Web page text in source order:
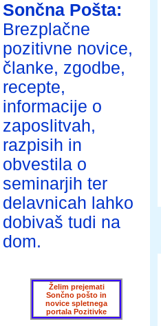
Sončna Pošta:
Brezplačne
pozitivne novice,
članke, zgodbe,
recepte,
informacije o
zaposlitvah,
razpisih in
obvestila o
seminarjih ter
delavnicah lahko
dobivaš tudi na
dom.
Želim prejemati
Sončno pošto in
novice spletnega
portala Pozitivke